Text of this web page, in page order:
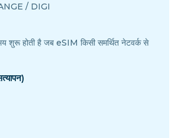
/ DIGI
शुरू होती है जब eSIM किसी समर्थित नेटवर्क से